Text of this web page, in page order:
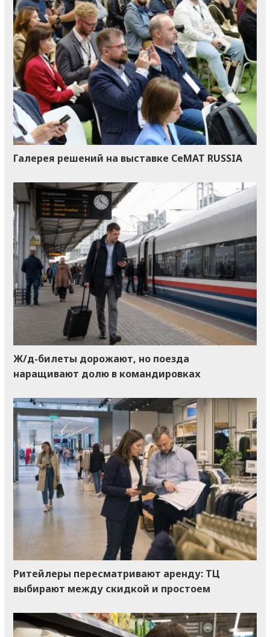
Галерея решений на выставке CeMAT RUSSIA
Ж/д-билеты дорожают, но поезда
наращивают долю в командировках
Ритейлеры пересматривают аренду: ТЦ
выбирают между скидкой и простоем